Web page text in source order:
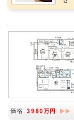
価格 3980万円